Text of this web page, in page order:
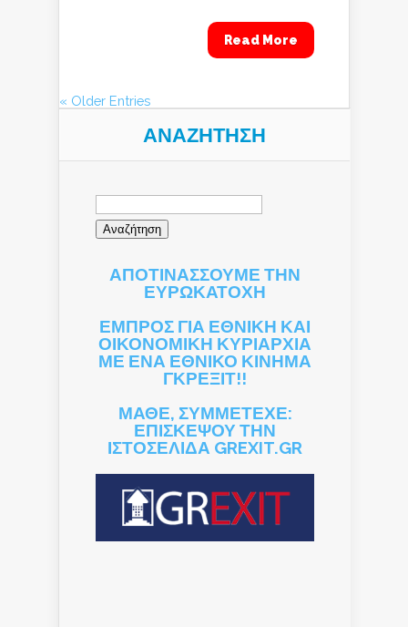
Read More
« Older Entries
ΑΝΑΖΉΤΗΣΗ
Αναζήτηση
ΑΠΟΤΙΝΑΣΣΟΥΜΕ ΤΗΝ
ΕΥΡΩΚΑΤΟΧΗ
ΕΜΠΡΟΣ ΓΙΑ ΕΘΝΙΚΗ ΚΑΙ
ΟΙΚΟΝΟΜΙΚΗ ΚΥΡΙΑΡΧΙΑ
ΜΕ ΕΝΑ ΕΘΝΙΚΟ ΚΙΝΗΜΑ
ΓΚΡΕΞΙΤ!!
ΜΑΘΕ, ΣΥΜΜΕΤΕΧΕ:
ΕΠΙΣΚΕΨΟΥ ΤΗΝ
ΙΣΤΟΣΕΛΙΔΑ GREXIT.GR